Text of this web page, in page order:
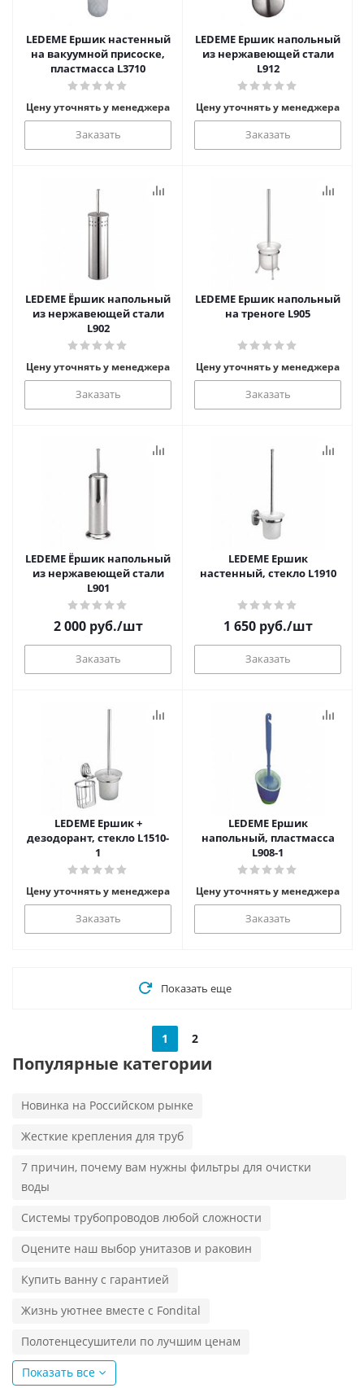
LEDEME Ершик настенный
на вакуумной присоске,
пластмасса L3710
Цену уточнять у менеджера
Заказать
LEDEME Ершик напольный
из нержавеющей стали
L912
Цену уточнять у менеджера
Заказать
LEDEME Ёршик напольный
из нержавеющей стали
L902
Цену уточнять у менеджера
Заказать
LEDEME Ершик напольный
на треноге L905
Цену уточнять у менеджера
Заказать
LEDEME Ёршик напольный
из нержавеющей стали
L901
2 000руб./шт
Заказать
LEDEME Ершик
настенный, стекло L1910
1 650руб./шт
Заказать
LEDEME Ершик +
дезодорант, стекло L1510-
1
Цену уточнять у менеджера
Заказать
LEDEME Ершик
напольный, пластмасса
L908-1
Цену уточнять у менеджера
Заказать
Показать еще
1 2
Популярные категории
Новинка на Российском рынке
Жесткие крепления для труб
7 причин, почему вам нужны фильтры для очистки
воды
Системы трубопроводов любой сложности
Оцените наш выбор унитазов и раковин
Купить ванну с гарантией
Жизнь уютнее вместе с Fondital
Полотенцесушители по лучшим ценам
Показать все